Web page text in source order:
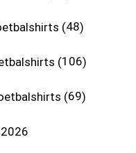
48
106
69